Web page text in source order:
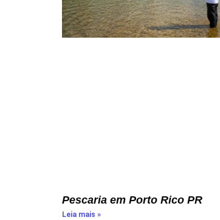
Pescaria em Porto Rico PR
Leia mais »